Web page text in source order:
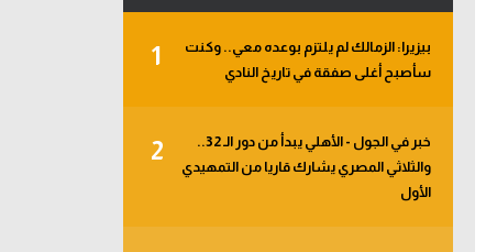
1
بيزيرا: الزمالك لم يلتزم بوعده معي.. وكنت
سأصبح أغلى صفقة في تاريخ النادي
2
خبر في الجول - الأهلي يبدأ من دور الـ 32..
والثلاثي المصري يشارك قاريا من التمهيدي
الأول